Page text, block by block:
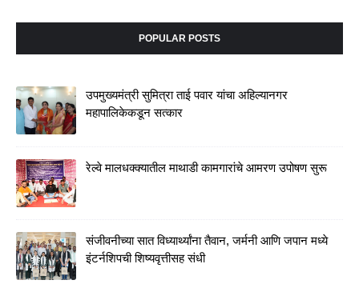
POPULAR POSTS
उपमुख्यमंत्री सुमित्रा ताई पवार यांचा अहिल्यानगर
महापालिकेकडून सत्कार
रेल्वे मालधक्क्यातील माथाडी कामगारांचे आमरण उपोषण सुरू
संजीवनीच्या सात विध्यार्थ्यांना तैवान, जर्मनी आणि जपान मध्ये
इंटर्नशिपची शिष्यवृत्तीसह संधी